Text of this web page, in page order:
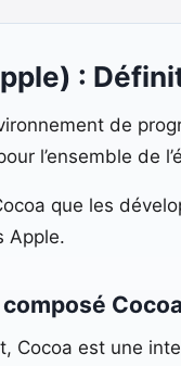
:
de
l’ensemble de
que les
Apple.
Cocoa est une